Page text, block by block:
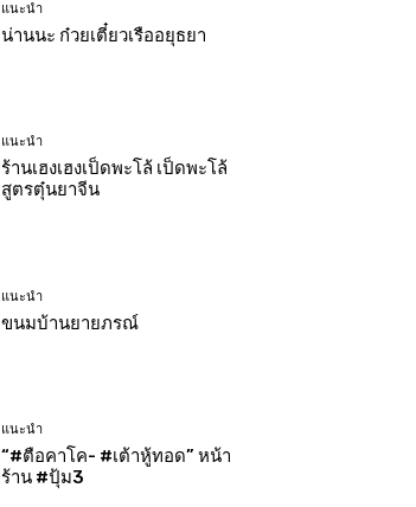
แนะนำ
น่านนะ ก๋วยเตี๋ยวเรืออยุธยา
แนะนำ
ร้านเฮงเฮงเป็ดพะโล้ เป็ดพะโล้
สูตรตุ๋นยาจีน
แนะนำ
ขนมบ้านยายภรณ์
แนะนำ
“#ตือคาโค- #เต้าหู้ทอด” หน้า
ร้าน #ปุ้ม3